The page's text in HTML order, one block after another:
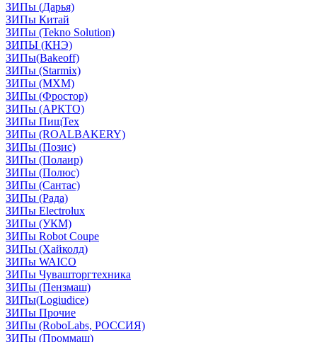
ЗИПы (Дарья)
ЗИПы Китай
ЗИПы (Tekno Solution)
ЗИПЫ (КНЭ)
ЗИПы(Bakeoff)
ЗИПы (Starmix)
ЗИПы (МХМ)
ЗИПы (Фростор)
ЗИПы (АРКТО)
ЗИПы ПищТех
ЗИПы (ROALBAKERY)
ЗИПы (Позис)
ЗИПы (Полаир)
ЗИПы (Полюс)
ЗИПы (Сантас)
ЗИПы (Рада)
ЗИПы Electrolux
ЗИПы (УКМ)
ЗИПы Robot Coupe
ЗИПы (Хайколд)
ЗИПы WAICO
ЗИПы Чувашторгтехника
ЗИПы (Пензмаш)
ЗИПы(Logiudice)
ЗИПы Прочие
ЗИПы (RoboLabs, РОССИЯ)
ЗИПы (Проммаш)